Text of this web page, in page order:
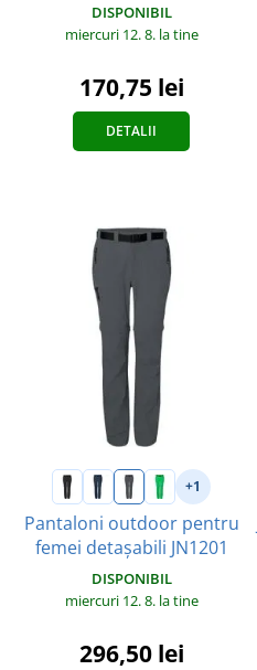
DISPONIBIL
miercuri 12. 8. la tine
170,75 lei
DETALII
+1
Pantaloni outdoor pentru
femei detașabili JN1201
DISPONIBIL
miercuri 12. 8. la tine
296,50 lei